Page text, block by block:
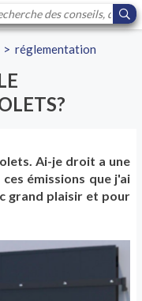
>réglementation
Ai-je droit a une
émissions que j'ai
grand plaisir et pour